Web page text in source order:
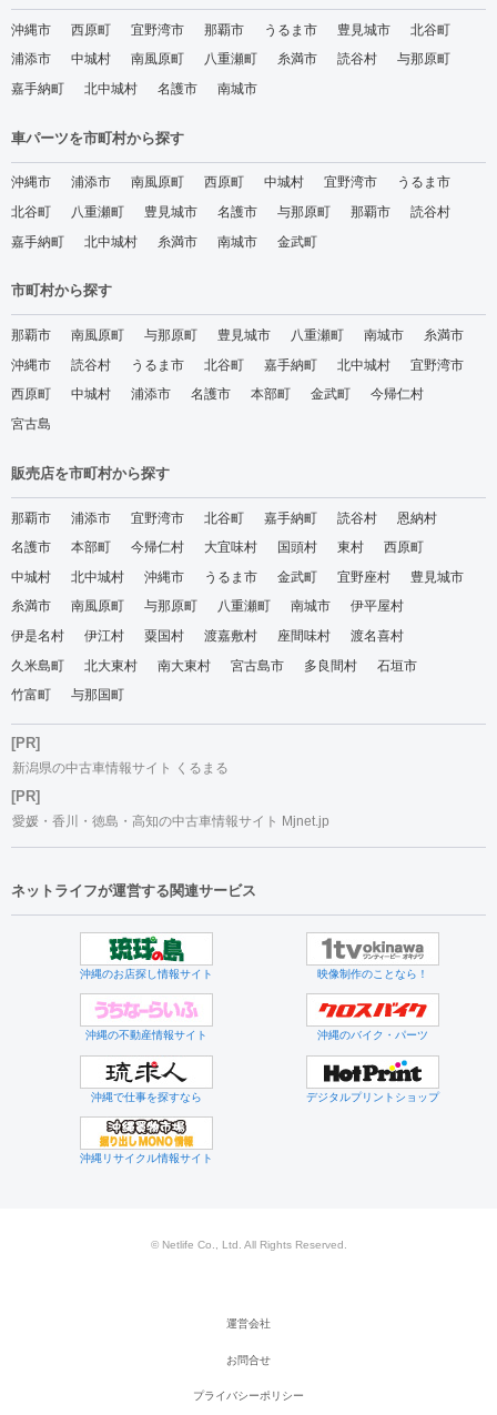
沖縄市 西原町 宜野湾市 那覇市 うるま市 豊見城市
北谷町
浦添市
中城村 南風原町 八重瀬町 糸満市 読谷村
与那原町
嘉手納町
北中城村 名護市 南城市
車パーツを市町村から探す
沖縄市 浦添市 南風原町 西原町 中城村 宜野湾市
うるま市
北谷町
八重瀬町 豊見城市 名護市 与那原町 那覇市
読谷村
嘉手納町
北中城村 糸満市 南城市 金武町
市町村から探す
那覇市 南風原町 与那原町 豊見城市 八重瀬町 南城市
糸満市
沖縄市
読谷村 うるま市 北谷町 嘉手納町 北中城村
宜野湾市
西原町
中城村 浦添市 名護市 本部町 金武町
今帰仁村
宮古島
販売店を市町村から探す
那覇市 浦添市 宜野湾市 北谷町 嘉手納町 読谷村
恩納村
名護市
本部町 今帰仁村 大宜味村 国頭村 東村
西原町
中城村
北中城村 沖縄市 うるま市 金武町 宜野座村
豊見城市
糸満市
南風原町 与那原町 八重瀬町 南城市
伊平屋村
伊是名村
伊江村 粟国村 渡嘉敷村 座間味村
渡名喜村
久米島町
北大東村 南大東村 宮古島市 多良間村
石垣市
竹富町
与那国町
[PR]
新潟県の中古車情報サイト くるまる
[PR]
愛媛・香川・徳島・高知の中古車情報サイト Mjnet.jp
ネットライフが運営する関連サービス
沖縄のお店探し情報サイト 映像制作のことなら！
沖縄の不動産情報サイト 沖縄のバイク・パーツ
沖縄で仕事を探すなら デジタルプリントショップ
沖縄リサイクル情報サイト
© Netlife Co., Ltd. All Rights Reserved.
運営会社
お問合せ
プライバシーポリシー